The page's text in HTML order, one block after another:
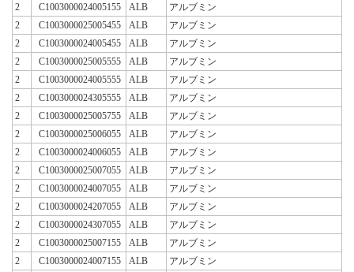
2
C1003000024005155 ALB
アルブミン
2
C1003000025005455 ALB
アルブミン
2
C1003000024005455 ALB
アルブミン
2
C1003000025005555 ALB
アルブミン
2
C1003000024005555 ALB
アルブミン
2
C1003000024305555 ALB
アルブミン
2
C1003000025005755 ALB
アルブミン
2
C1003000025006055 ALB
アルブミン
2
C1003000024006055 ALB
アルブミン
2
C1003000025007055 ALB
アルブミン
2
C1003000024007055 ALB
アルブミン
2
C1003000024207055 ALB
アルブミン
2
C1003000024307055 ALB
アルブミン
2
C1003000025007155 ALB
アルブミン
2
C1003000024007155 ALB
アルブミン